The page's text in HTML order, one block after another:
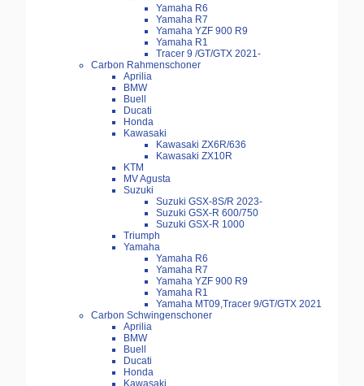
Yamaha R6
Yamaha R7
Yamaha YZF 900 R9
Yamaha R1
Tracer 9 /GT/GTX 2021-
Carbon Rahmenschoner
Aprilia
BMW
Buell
Ducati
Honda
Kawasaki
Kawasaki ZX6R/636
Kawasaki ZX10R
KTM
MV Agusta
Suzuki
Suzuki GSX-8S/R 2023-
Suzuki GSX-R 600/750
Suzuki GSX-R 1000
Triumph
Yamaha
Yamaha R6
Yamaha R7
Yamaha YZF 900 R9
Yamaha R1
Yamaha MT09,Tracer 9/GT/GTX 2021
Carbon Schwingenschoner
Aprilia
BMW
Buell
Ducati
Honda
Kawasaki